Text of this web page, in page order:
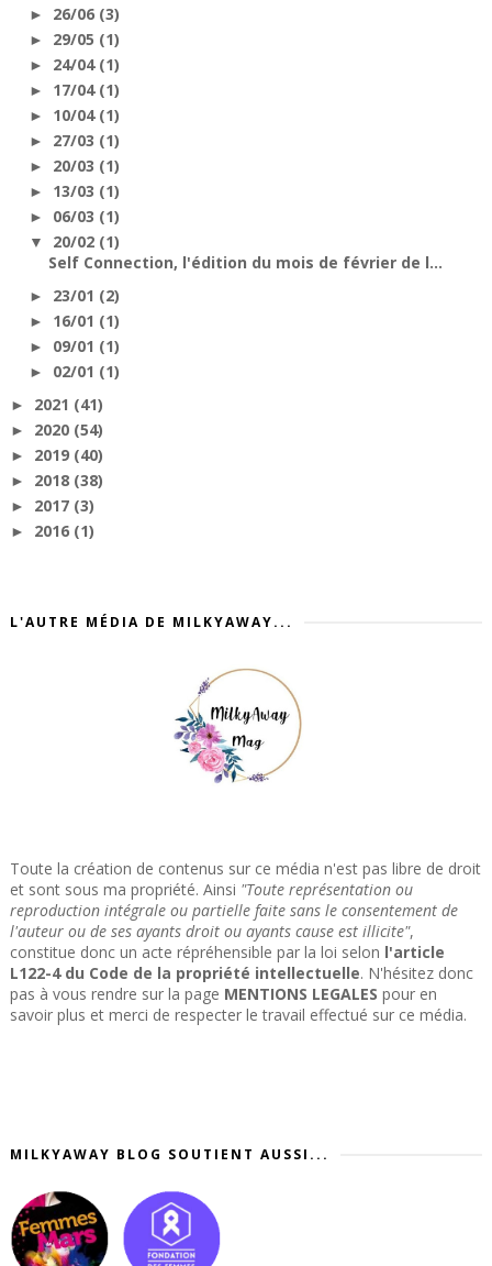
► 26/06 (3)
► 29/05 (1)
► 24/04 (1)
► 17/04 (1)
► 10/04 (1)
► 27/03 (1)
► 20/03 (1)
► 13/03 (1)
► 06/03 (1)
▼ 20/02 (1)
Self Connection, l'édition du mois de février de l...
► 23/01 (2)
► 16/01 (1)
► 09/01 (1)
► 02/01 (1)
► 2021 (41)
► 2020 (54)
► 2019 (40)
► 2018 (38)
► 2017 (3)
► 2016 (1)
L'AUTRE MÉDIA DE MILKYAWAY...
Toute la création de contenus sur ce média n'est pas libre de droit
et sont sous ma propriété. Ainsi "Toute représentation ou
reproduction intégrale ou partielle faite sans le consentement de
l'auteur ou de ses ayants droit ou ayants cause est illicite",
constitue donc un acte répréhensible par la loi selon l'article
L122-4 du Code de la propriété intellectuelle. N'hésitez donc
pas à vous rendre sur la page MENTIONS LEGALES pour en
savoir plus et merci de respecter le travail effectué sur ce média.
MILKYAWAY BLOG SOUTIENT AUSSI...